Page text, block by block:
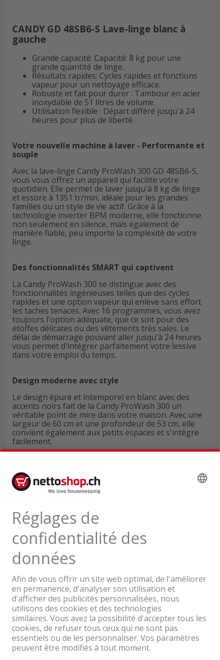
CANDY GD 48SB6-S Lave-linge blanc à
gauche
Grande capacité: Capacité: 8 kg pour une
grande quantité de linge.
Résultats rapides: Cycles rapides et fonctions
vapeur pour un nettoyage efficace.
Robuste et fait pour durer : Tambour en acier
inoxydable de 51 litres de volume.
Utilisation flexible : Départ différé jusqu'à 24
heures pour plus de liberté.
Votre nouvelle machine à laver - Performante et
souple
Avec la lave-linge Candy ProWash 300 GD 48SB6-S,
vous vous offrez un appareil qui facilite votre
quotidien. Elle permet de laver jusqu'à 8 kg de linge
et essore à 1351 tr/min, idéale pour les grandes
familles ou un style de vie actif. Grâce à la
technologie inverter BPM moderne, elle fonctionne
non seulement en silence, mais également de
manière fiable, peu importe la complexité de votre
linge.
Des fonctionnalités SMART qui captivent
La Candy ProWash 300 se distingue avec des
fonctionnalités ingénieuses telles que des cycles
rapides et une option vapeur qui enlève sans effort
les taches tenaces. Avec 16 programmes, vous avez
toujours l'option adéquate, que ce soit pour des
étoffes délicates ou des vêtements très sales. Le
délai de démarrage pouvant aller jusqu'à 24 heures
vous permet d'intégrer parfaitement votre lessive
dans votre emploi du temps.
Design moderne avec style
Le design épuré et intemporel en blanc avec des
accents noirs fait de la Candy ProWash 300 un
véritable point de mire dans votre maison. Avec une
largeur de 60 cm et une profondeur de 53 cm, elle
convient également aux petits espaces et s'intègre
facilement.
Données techniques
Tour du produit
Une entreprise du Groupe Coop